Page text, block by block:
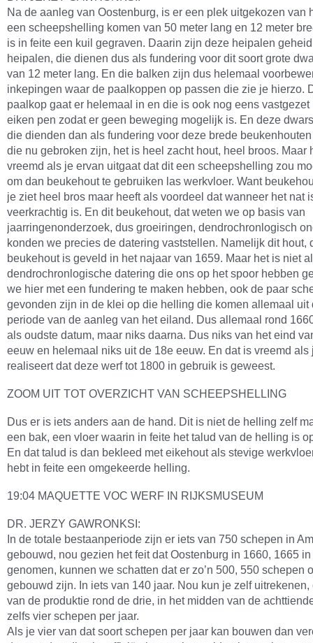
Na de aanleg van Oostenburg, is er een plek uitgekozen van
een scheepshelling komen van 50 meter lang en 12 meter
is in feite een kuil gegraven. Daarin zijn deze heipalen
heipalen, die dienen dus als fundering voor dit soort grote
van 12 meter lang. En die balken zijn dus helemaal
inkepingen waar de paalkoppen op passen die zie je hierzo.
paalkop gaat er helemaal in en die is ook nog eens vastgezet
eiken pen zodat er geen beweging mogelijk is. En deze
die dienden dan als fundering voor deze brede
die nu gebroken zijn, het is heel zacht hout, heel broos. Maar
vreemd als je ervan uitgaat dat dit een scheepshelling zou
om dan beukehout te gebruiken las werkvloer. Want
je ziet heel bros maar heeft als voordeel dat wanneer het nat
veerkrachtig is. En dit beukehout, dat weten we op basis van
jaarringenonderzoek, dus groeiringen, dendrochronlogisch
konden we precies de datering vaststellen. Namelijk dit hout,
beukehout is geveld in het najaar van 1659. Maar het is niet
dendrochronlogische datering die ons op het spoor hebben
we hier met een fundering te maken hebben, ook de paar
gevonden zijn in de klei op die helling die komen allemaal uit
periode van de aanleg van het eiland. Dus allemaal rond
als oudste datum, maar niks daarna. Dus niks van het eind
eeuw en helemaal niks uit de 18e eeuw. En dat is vreemd als
realiseert dat deze werf tot 1800 in gebruik is geweest.
ZOOM UIT TOT OVERZICHT VAN SCHEEPSHELLING
Dus er is iets anders aan de hand. Dit is niet de helling zelf
een bak, een vloer waarin in feite het talud van de helling is
En dat talud is dan bekleed met eikehout als stevige
hebt in feite een omgekeerde helling.
19:04 MAQUETTE VOC WERF IN RIJKSMUSEUM
DR. JERZY GAWRONKSI:
In de totale bestaanperiode zijn er iets van 750 schepen in
gebouwd, nou gezien het feit dat Oostenburg in 1660, 1665
genomen, kunnen we schatten dat er zo’n 500, 550 schepen
gebouwd zijn. In iets van 140 jaar. Nou kun je zelf uitrekenen,
van de produktie rond de drie, in het midden van de
zelfs vier schepen per jaar.
Als je vier van dat soort schepen per jaar kan bouwen dan